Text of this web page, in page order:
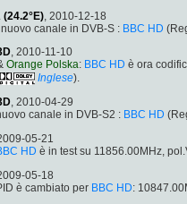
, 2010-12-18
canale in DVB-S : BBC HD
, 2010-11-10
Orange Polska: BBC HD è ora
Inglese).
, 2010-04-29
canale in DVB-S2 : BBC HD
2009-05-21
HD è in test su 11856.00MHz,
2009-05-18
è cambiato per BBC HD: